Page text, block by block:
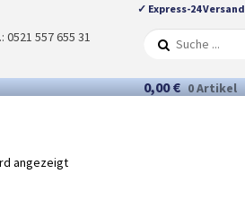
✓ Express-24 Versand
0521 557 655 31
0,00 € 0 Artikel
angezeigt